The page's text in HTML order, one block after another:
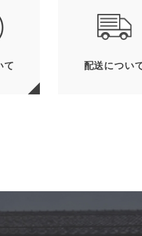
て 配送につい